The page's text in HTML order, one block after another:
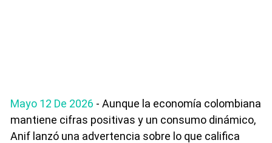
Mayo 12 De 2026 - Aunque la economía colombiana
mantiene cifras positivas y un consumo dinámico,
Anif lanzó una advertencia sobre lo que califica